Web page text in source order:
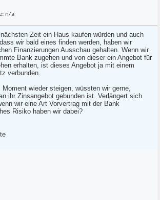
n/a
Zeit ein Haus kaufen würden und auch
wir bald eines finden werden, haben wir
Finanzierungen Ausschau gehalten. Wenn wir
Bank zugehen und von dieser ein Angebot für
erhalten, ist dieses Angebot ja mit einem
verbunden.
Moment wieder steigen, wüssten wir gerne,
ihr Zinsangebot gebunden ist. Verlängert sich
wir eine Art Vorvertrag mit der Bank
Risiko haben wir dabei?